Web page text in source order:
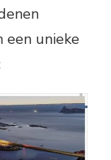
een unieke